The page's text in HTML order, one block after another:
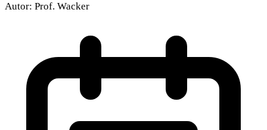
Autor: Prof. Wacker